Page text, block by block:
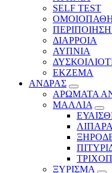
SELF TEST
ΔΙΑΡΡΟΙΑ
ΑΥΠΝΙΑ
ΕΚΖΕΜΑ
ΑΝΔΡΑΣ
ΑΡΩΜΑΤΑ
ΜΑΛΛΙΑ
ΞΥΡΙΣΜΑ